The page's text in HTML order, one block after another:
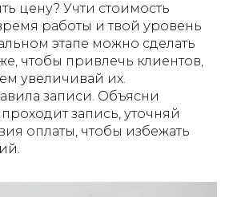
цену? Учти стоимость
работы и твой уровень
этапе можно сделать
чтобы привлечь клиентов,
увеличивай их.
записи. Объясни
запись, уточняй
оплаты, чтобы избежать